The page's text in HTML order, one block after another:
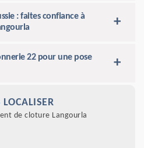
: faites confiance à
22 pour une pose
LOCALISER
de cloture Langourla